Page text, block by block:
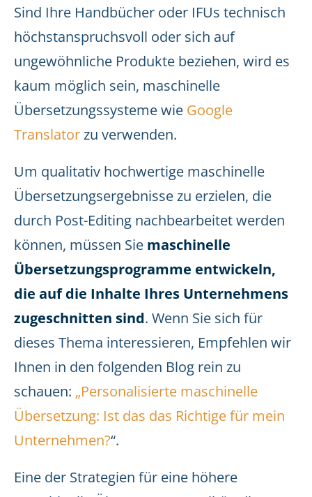
Sind Ihre Handbücher oder IFUs technisch
höchstanspruchsvoll oder sich auf
ungewöhnliche Produkte beziehen, wird es
kaum möglich sein, maschinelle
Übersetzungssysteme wie Google
Translatorzu verwenden.
Um qualitativ hochwertige maschinelle
Übersetzungsergebnisse zu erzielen, die
durch Post-Editing nachbearbeitet werden
können, müssen Sie maschinelle
Übersetzungsprogramme entwickeln,
die auf die Inhalte Ihres Unternehmens
zugeschnitten sind. Wenn Sie sich für
dieses Thema interessieren, Empfehlen wir
Ihnen in den folgenden Blog rein zu
schauen: „Personalisierte maschinelle
Übersetzung: Ist das das Richtige für mein
Unternehmen?“.
Eine der Strategien für eine höhere